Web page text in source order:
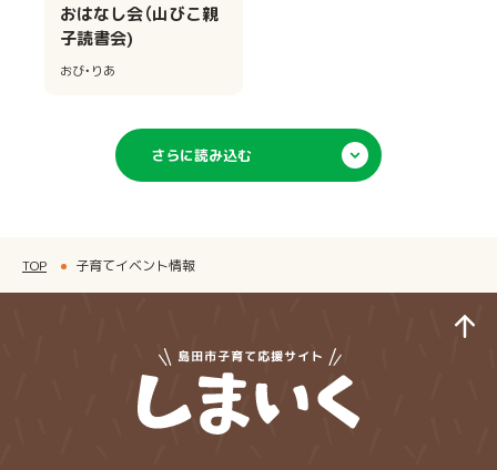
おはなし会（山びこ親
子読書会)
おび・りあ
さらに読み込む
TOP 子育てイベント情報